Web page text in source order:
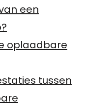
een
oplaadbare
tussen